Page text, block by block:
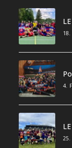
18.
4.
25.